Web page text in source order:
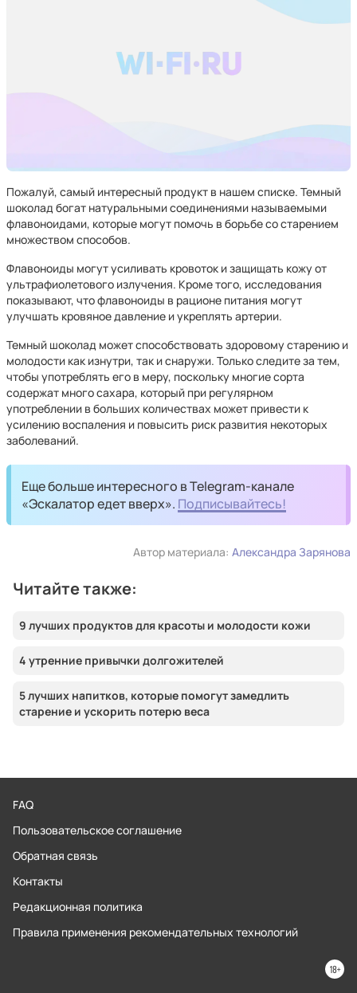
Пожалуй, самый интересный продукт в нашем списке. Темный
шоколад богат натуральными соединениями называемыми
флавоноидами, которые могут помочь в борьбе со старением
множеством способов.
Флавоноиды могут усиливать кровоток и защищать кожу от
ультрафиолетового излучения. Кроме того, исследования
показывают, что флавоноиды в рационе питания могут
улучшать кровяное давление и укреплять артерии.
Темный шоколад может способствовать здоровому старению и
молодости как изнутри, так и снаружи. Только следите за тем,
чтобы употреблять его в меру, поскольку многие сорта
содержат много сахара, который при регулярном
употреблении в больших количествах может привести к
усилению воспаления и повысить риск развития некоторых
заболеваний.
Еще больше интересного в Telegram-канале
«Эскалатор едет вверх». Подписывайтесь!
Автор материала: Александра Зарянова
Читайте также:
9 лучших продуктов для красоты и молодости кожи
4 утренние привычки долгожителей
5 лучших напитков, которые помогут замедлить
старение и ускорить потерю веса
FAQ
Пользовательское соглашение
Обратная связь
Контакты
Редакционная политика
Правила применения рекомендательных технологий